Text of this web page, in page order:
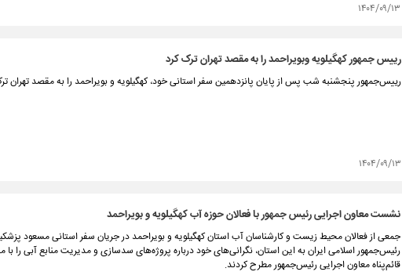
۱۴۰۴/۰۹/۱۳
رییس جمهور کهگیلویه وبویراحمد را به مقصد تهران ترک کرد
رییس‌جمهور پنجشنبه شب پس از پایان پانزدهمین سفر استانی خود، کهگیلویه و بویراحمد را به مقصد تهران
۱۴۰۴/۰۹/۱۳
نشست معاون اجرایی رئیس جمهور با فعالان حوزه آب کهگیلویه و بویراحمد
جمعی از فعالان محیط زیست و کارشناسان آب استان کهگیلویه و بویراحمد در جریان سفر استانی مسعود
رئیس‌جمهور اسلامی ایران به این استان، نگرانی‌های خود درباره پروژه‌های سدسازی و مدیریت منابع آبی را
قائم‌پناه معاون اجرایی رئیس‌جمهور مطرح کردند.